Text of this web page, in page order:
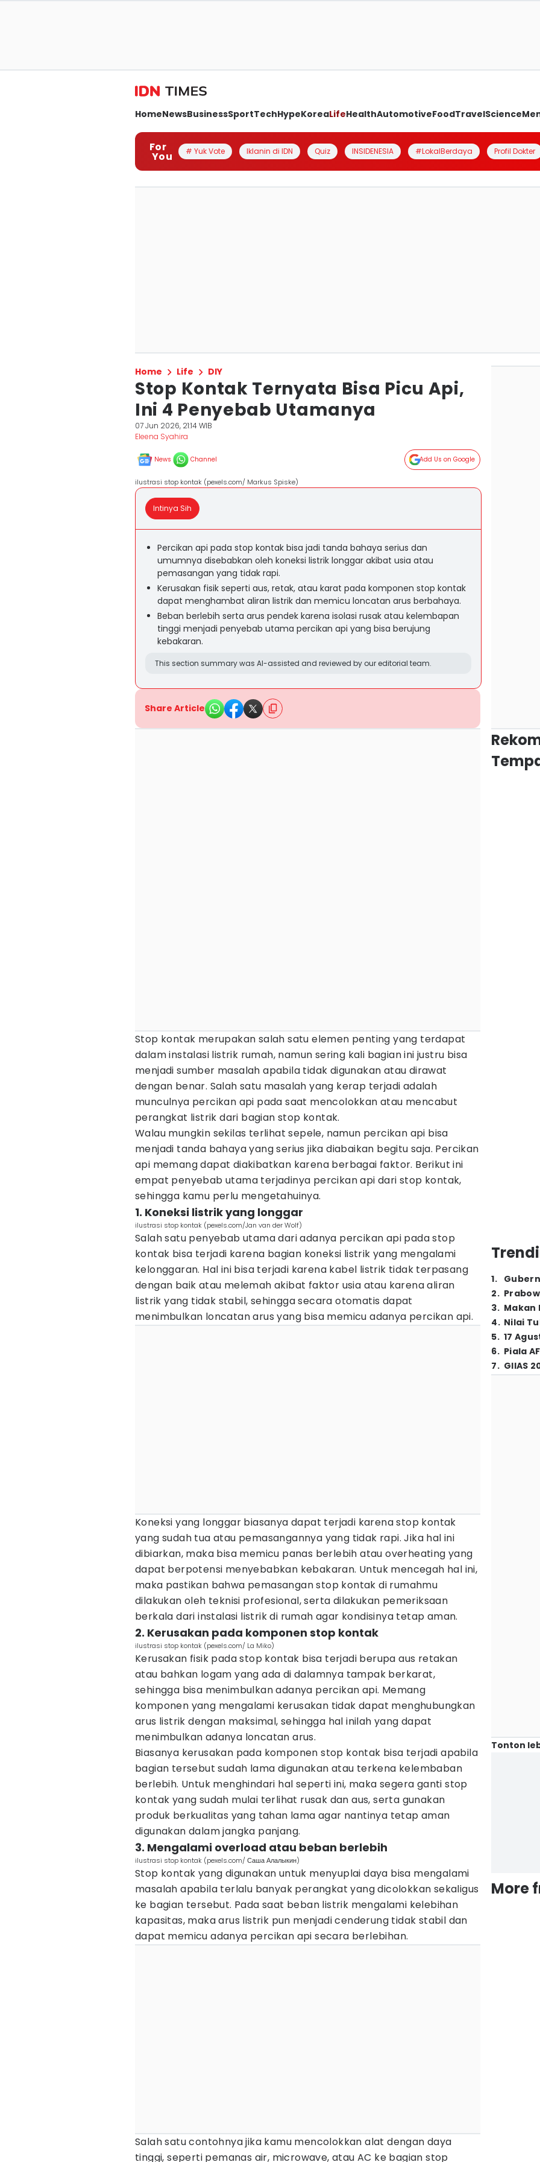
HomeNewsBusinessSportTechHypeKoreaLifeHealthAutomotiveFoodTravelScience
For
You # Yuk Vote Iklanin di IDN Quiz INSIDENESIA #LokalBerdaya Profil Dokter
Home Life DIY
Stop Kontak Ternyata Bisa Picu Api,
Ini 4 Penyebab Utamanya
07 Jun 2026, 21:14 WIB
Eleena Syahira
News Channel Add Us on Google
ilustrasi stop kontak (pexels.com/ Markus Spiske)
Intinya Sih
Percikan api pada stop kontak bisa jadi tanda bahaya serius dan
umumnya disebabkan oleh koneksi listrik longgar akibat usia atau
pemasangan yang tidak rapi.
Kerusakan fisik seperti aus, retak, atau karat pada komponen stop kontak
dapat menghambat aliran listrik dan memicu loncatan arus berbahaya.
Beban berlebih serta arus pendek karena isolasi rusak atau kelembapan
tinggi menjadi penyebab utama percikan api yang bisa berujung
kebakaran.
This section summary was AI-assisted and reviewed by our editorial team.
Share Article
Stop kontak merupakan salah satu elemen penting yang terdapat
dalam instalasi listrik rumah, namun sering kali bagian ini justru bisa
menjadi sumber masalah apabila tidak digunakan atau dirawat
dengan benar. Salah satu masalah yang kerap terjadi adalah
munculnya percikan api pada saat mencolokkan atau mencabut
perangkat listrik dari bagian stop kontak.
Walau mungkin sekilas terlihat sepele, namun percikan api bisa
menjadi tanda bahaya yang serius jika diabaikan begitu saja. Percikan
api memang dapat diakibatkan karena berbagai faktor. Berikut ini
empat penyebab utama terjadinya percikan api dari stop kontak,
sehingga kamu perlu mengetahuinya.
1. Koneksi listrik yang longgar
ilustrasi stop kontak (pexels.com/Jan van der Wolf)
Salah satu penyebab utama dari adanya percikan api pada stop
kontak bisa terjadi karena bagian koneksi listrik yang mengalami
kelonggaran. Hal ini bisa terjadi karena kabel listrik tidak terpasang
dengan baik atau melemah akibat faktor usia atau karena aliran
listrik yang tidak stabil, sehingga secara otomatis dapat
menimbulkan loncatan arus yang bisa memicu adanya percikan api.
Koneksi yang longgar biasanya dapat terjadi karena stop kontak
yang sudah tua atau pemasangannya yang tidak rapi. Jika hal ini
dibiarkan, maka bisa memicu panas berlebih atau overheating yang
dapat berpotensi menyebabkan kebakaran. Untuk mencegah hal ini,
maka pastikan bahwa pemasangan stop kontak di rumahmu
dilakukan oleh teknisi profesional, serta dilakukan pemeriksaan
berkala dari instalasi listrik di rumah agar kondisinya tetap aman.
2. Kerusakan pada komponen stop kontak
ilustrasi stop kontak (pexels.com/ La Miko)
Kerusakan fisik pada stop kontak bisa terjadi berupa aus retakan
atau bahkan logam yang ada di dalamnya tampak berkarat,
sehingga bisa menimbulkan adanya percikan api. Memang
komponen yang mengalami kerusakan tidak dapat menghubungkan
arus listrik dengan maksimal, sehingga hal inilah yang dapat
menimbulkan adanya loncatan arus.
Biasanya kerusakan pada komponen stop kontak bisa terjadi apabila
bagian tersebut sudah lama digunakan atau terkena kelembaban
berlebih. Untuk menghindari hal seperti ini, maka segera ganti stop
kontak yang sudah mulai terlihat rusak dan aus, serta gunakan
produk berkualitas yang tahan lama agar nantinya tetap aman
digunakan dalam jangka panjang.
3. Mengalami overload atau beban berlebih
ilustrasi stop kontak (pexels.com/ Саша Алалыкин)
Stop kontak yang digunakan untuk menyuplai daya bisa mengalami
masalah apabila terlalu banyak perangkat yang dicolokkan sekaligus
ke bagian tersebut. Pada saat beban listrik mengalami kelebihan
kapasitas, maka arus listrik pun menjadi cenderung tidak stabil dan
dapat memicu adanya percikan api secara berlebihan.
Salah satu contohnya jika kamu mencolokkan alat dengan daya
tinggi, seperti pemanas air, microwave, atau AC ke bagian stop
1.
2.
3. Makan
4. Nilai
5. 17
6. Piala
7. GIIAS
Tonton
More